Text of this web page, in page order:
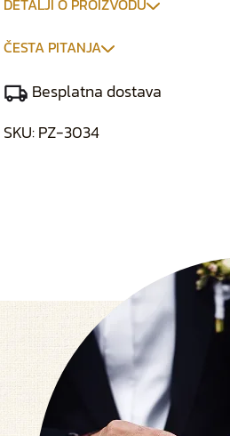
DETALJI O PROIZVODU
ČESTA PITANJA
Besplatna dostava
SKU:PZ-3034